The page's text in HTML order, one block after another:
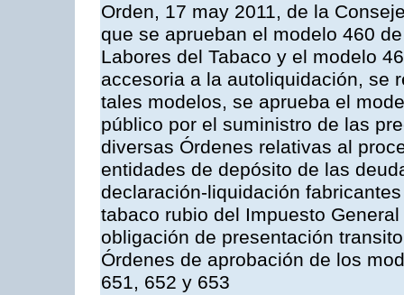
Orden, 17 may 2011, de la
que se aprueban el modelo 460
Labores del Tabaco y el modelo
accesoria a la autoliquidación, se
tales modelos, se aprueba el
público por el suministro de las
diversas Órdenes relativas al
entidades de depósito de las
declaración-liquidación
tabaco rubio del Impuesto
obligación de presentación
Órdenes de aprobación de los
651, 652 y 653